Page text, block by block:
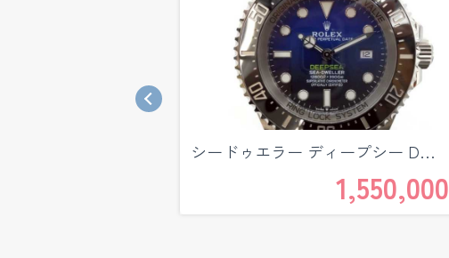
シードゥエラー ディープシー D…
1,550,000